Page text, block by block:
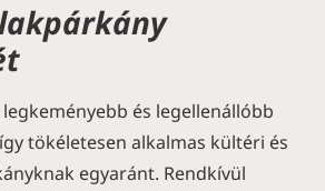
és legellenállóbb
tökéletesen alkalmas kültéri és
egyaránt. Rendkívül